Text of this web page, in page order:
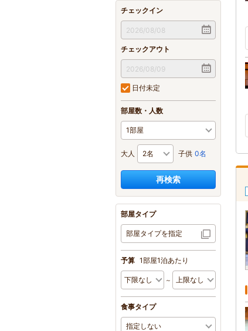
チェックイン
チェックアウト
日付未定
部屋数・人数
大人 子供 0名
再検索
部屋タイプ
部屋タイプを指定
予算 1部屋1泊あたり
～
食事タイプ